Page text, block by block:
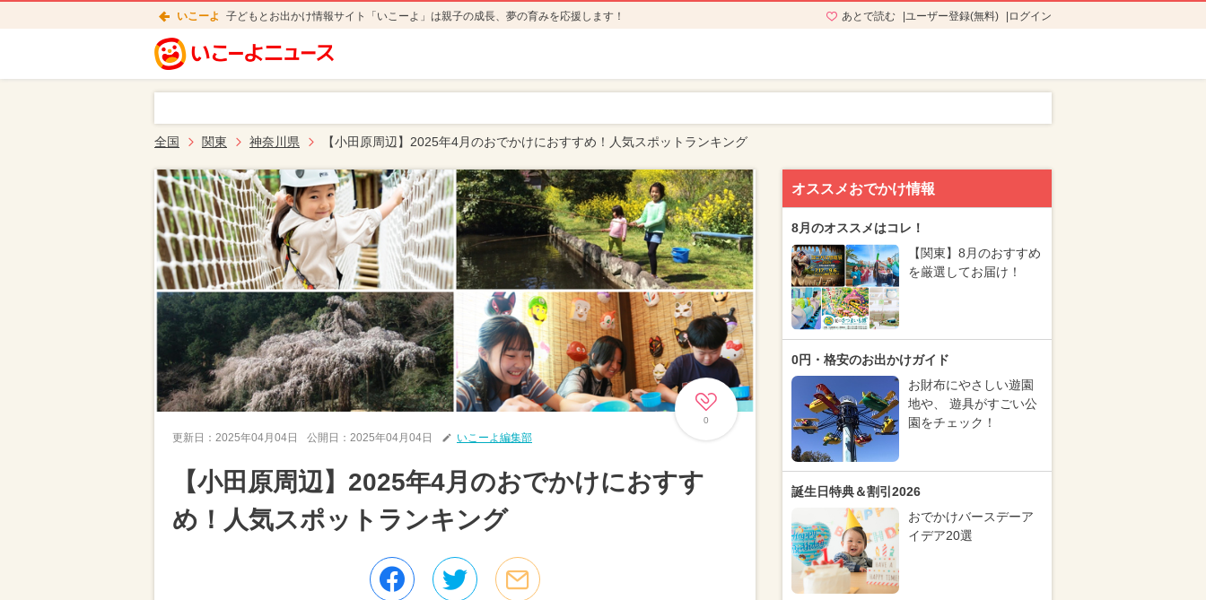
いこーよ 子どもとお出かけ情報サイト「いこーよ」は親子の成長、夢の育みを応援します！ あとで読む ユーザー登録(無料) ログイン
全国 関東 神奈川県 【小田原周辺】2025年4月のおでかけにおすすめ！人気スポットランキング
0
更新日： 2025年04月04日 公開日： 2025年04月04日 いこーよ編集部
【小田原周辺】2025年4月のおでかけにおすす
め！人気スポットランキング
オススメおでかけ情報
8月のオススメはコレ！
【関東】8月のおすすめ
を厳選してお届け！
0円・格安のお出かけガイド
お財布にやさしい遊園
地や、 遊具がすごい公
園をチェック！
誕生日特典＆割引2026
おでかけバースデーア
イデア20選